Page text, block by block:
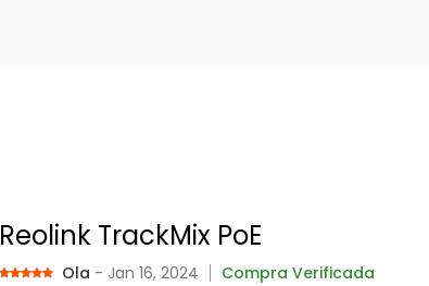
Reolink TrackMix PoE
Ola - Jan 16, 2024 Compra Verificada